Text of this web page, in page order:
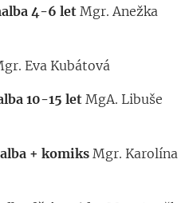
4-6 let Mgr. Anežka
Eva Kubátová
10-15 let MgA. Libuše
+ komiks Mgr. Karolína